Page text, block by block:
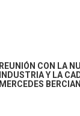
REUNIÓN CON LA
INDUSTRIA Y LA
MERCEDES